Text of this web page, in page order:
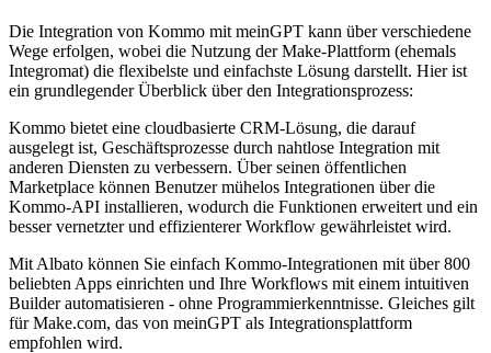
Die Integration von Kommo mit meinGPT kann über verschiedene
Wege erfolgen, wobei die Nutzung der Make-Plattform (ehemals
Integromat) die flexibelste und einfachste Lösung darstellt. Hier ist
ein grundlegender Überblick über den Integrationsprozess:
Kommo bietet eine cloudbasierte CRM-Lösung, die darauf
ausgelegt ist, Geschäftsprozesse durch nahtlose Integration mit
anderen Diensten zu verbessern. Über seinen öffentlichen
Marketplace können Benutzer mühelos Integrationen über die
Kommo-API installieren, wodurch die Funktionen erweitert und ein
besser vernetzter und effizienterer Workflow gewährleistet wird.
Mit Albato können Sie einfach Kommo-Integrationen mit über 800
beliebten Apps einrichten und Ihre Workflows mit einem intuitiven
Builder automatisieren - ohne Programmierkenntnisse. Gleiches gilt
für Make.com, das von meinGPT als Integrationsplattform
empfohlen wird.